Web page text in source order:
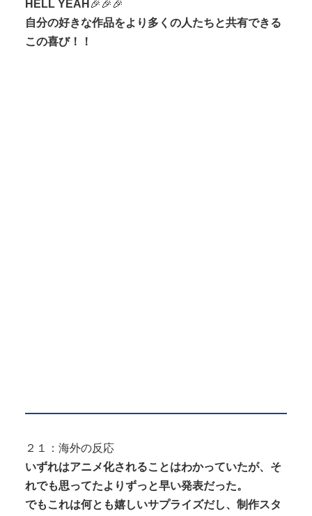
HELL YEAH 🎉🎉🎉
自分の好きな作品をより多くの人たちと共有できる
この喜び！！
２１：海外の反応
いずれはアニメ化されることはわかっていたが、そ
れでも思ってたよりずっと早い発表だった。
でもこれは何とも嬉しいサプライズだし、制作スタ